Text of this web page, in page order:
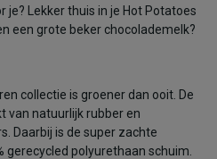
je? Lekker thuis in je Hot Potatoes
een grote beker chocolademelk?
collectie is groener dan ooit. De
van natuurlijk rubber en
Daarbij is de super zachte
gerecycled polyurethaan schuim.